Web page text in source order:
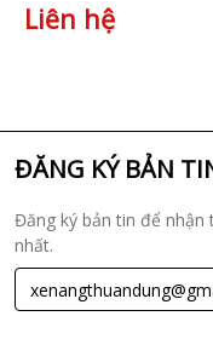
Liên hệ
ĐĂNG KÝ BẢN
Đăng ký bản tin để
nhất.